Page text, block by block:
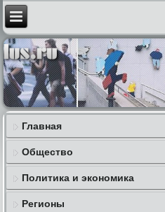
Главная
Общество
Политика и экономика
Регионы